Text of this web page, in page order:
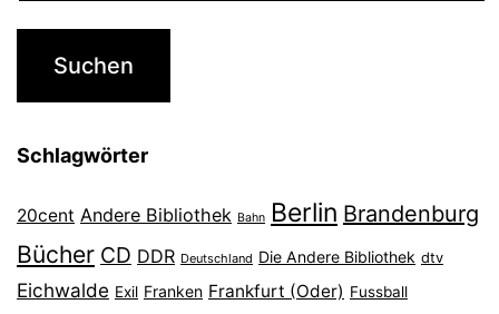
Schlagwörter
20cent Andere Bibliothek Bahn Berlin Brandenburg
Bücher CD DDR Deutschland Die Andere Bibliothek dtv
Eichwalde Exil Franken Frankfurt (Oder) Fussball